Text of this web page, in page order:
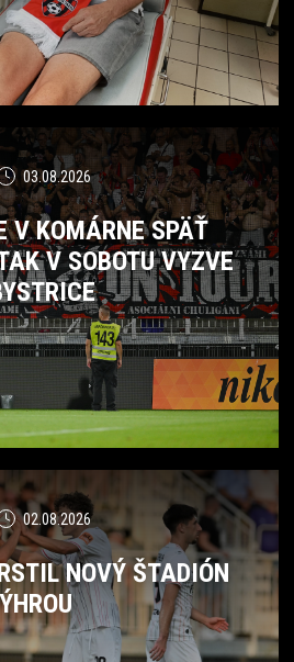
03.08.2026
V KOMÁRNE SPÄŤ
V SOBOTU VYZVE
02.08.2026
NOVÝ ŠTADIÓN